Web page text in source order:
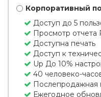
Корпоративный
Доступ до 5
Просмотр отчета
Доступна печать
Доступ к
Up До 10%
40 человеко-
Послепродажная
Ежегодное